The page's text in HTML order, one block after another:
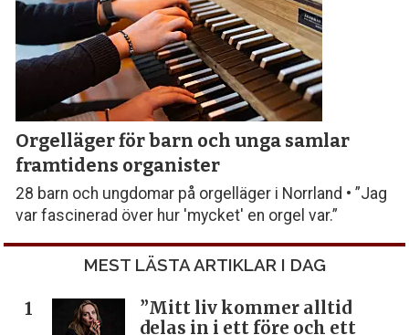
Orgelläger för barn och unga samlar
framtidens organister
28 barn och ungdomar på orgelläger i Norrland • ”Jag
var fascinerad över hur 'mycket' en orgel var.”
MEST LÄSTA ARTIKLAR I DAG
”Mitt liv kommer alltid
delas in i ett före och ett